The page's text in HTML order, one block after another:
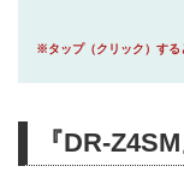
※タップ（クリック）する
『DR-